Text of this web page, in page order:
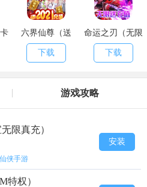
六界仙尊（送
2021充值）
下载
命运之刃（无限
送充值）
下载
游戏攻略
限真充）
侠手游
安装
特权）